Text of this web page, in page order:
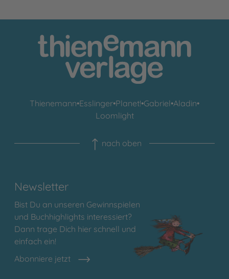
Thienemann•Esslinger•Planet!•Gabriel•Aladin•
Loomlight
nach oben
Newsletter
Bist Du an unseren Gewinnspielen
und Buchhighlights interessiert?
Dann trage Dich hier schnell und
einfach ein!
Abonniere jetzt